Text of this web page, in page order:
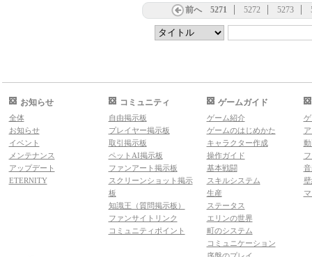
前へ 5271 5272 5273
お知らせ
全体
お知らせ
イベント
メンテナンス
アップデート
ETERNITY
コミュニティ
自由掲示板
プレイヤー掲示板
取引掲示板
ペットAI掲示板
ファンアート掲示板
スクリーンショット掲示
板
知識王（質問掲示板）
ファンサイトリンク
コミュニティポイント
ゲームガイド
ゲーム紹介
ゲームのはじめかた
キャラクター作成
操作ガイド
基本戦闘
スキルシステム
生産
ステータス
エリンの世界
町のシステム
コミュニケーション